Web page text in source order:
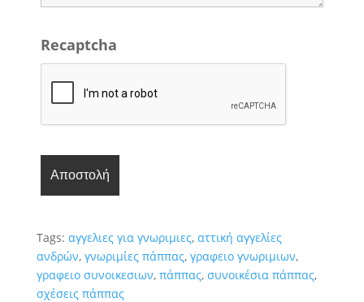
Recaptcha
Tags: αγγελιες για γνωριμιες, αττική αγγελίες
ανδρών, γνωριμίες πάππας, γραφειο γνωριμιων,
γραφειο συνοικεσιων, πάππας, συνοικέσια πάππας,
σχέσεις πάππας